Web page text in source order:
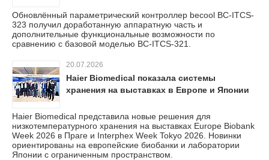
Обновлённый параметрический контроллер becool BC-ITCS-
323 получил доработанную аппаратную часть и
дополнительные функциональные возможности по
сравнению с базовой моделью BC-ITCS-321.
20.07.2026
Haier Biomedical показала системы
хранения на выставках в Европе и Японии
Haier Biomedical представила новые решения для
низкотемпературного хранения на выставках Europe Biobank
Week 2026 в Праге и Interphex Week Tokyo 2026. Новинки
ориентированы на европейские биобанки и лаборатории
Японии с ограниченным пространством.